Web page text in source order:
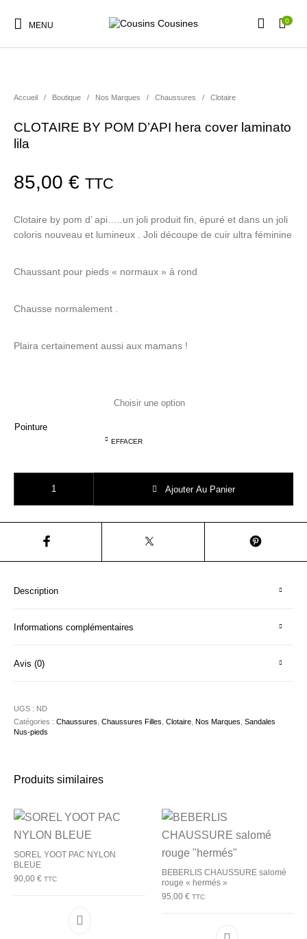
MENU 0
Nouveautés Promotions Chaussures Vêtements Filles
Vêtements Garçons Accessoires
Accueil / Boutique / Nos Marques / Chaussures / Clotaire
CLOTAIRE BY POM D’API hera cover laminato
lila
85,00€ TTC
Clotaire by pom d’ api…..un joli produit fin, épuré et dans un joli
coloris nouveau et lumineux . Joli découpe de cuir ultra féminine
Chaussant pour pieds « normaux » à rond
Chausse normalement .
Plaira certainement aussi aux mamans !
Pointure
EFFACER
Ajouter Au Panier
Description
Informations complémentaires
Avis (0)
UGS : ND
Catégories :Chaussures ,Chaussures Filles ,Clotaire Nos Marques ,Sandales
Nus-pieds
Produits similaires
SOREL YOOT PAC NYLON
BLEUE
90,00€ TTC
Ce produit a plusieurs variations. Les options
BEBERLIS CHAUSSURE salomé
rouge « hermés »
95,00 € TTC